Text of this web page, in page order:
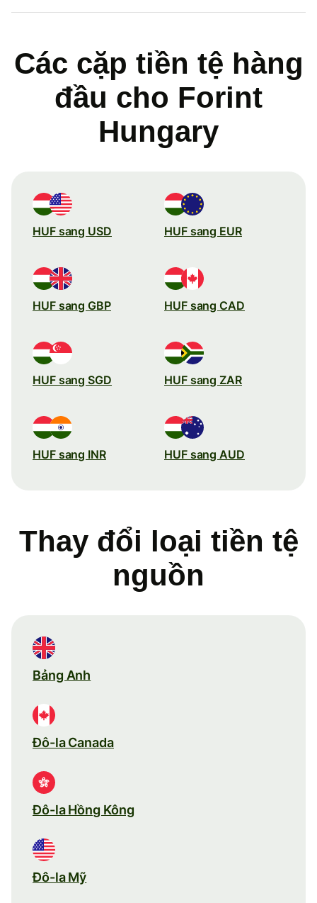
Các cặp tiền tệ hàng
đầu cho Forint
Hungary
HUF sang USD HUF sang EUR
HUF sang GBP HUF sang CAD
HUF sang SGD HUF sang ZAR
HUF sang INR HUF sang AUD
Thay đổi loại tiền tệ
nguồn
Bảng Anh
Đô-la Canada
Đô-la Hồng Kông
Đô-la Mỹ